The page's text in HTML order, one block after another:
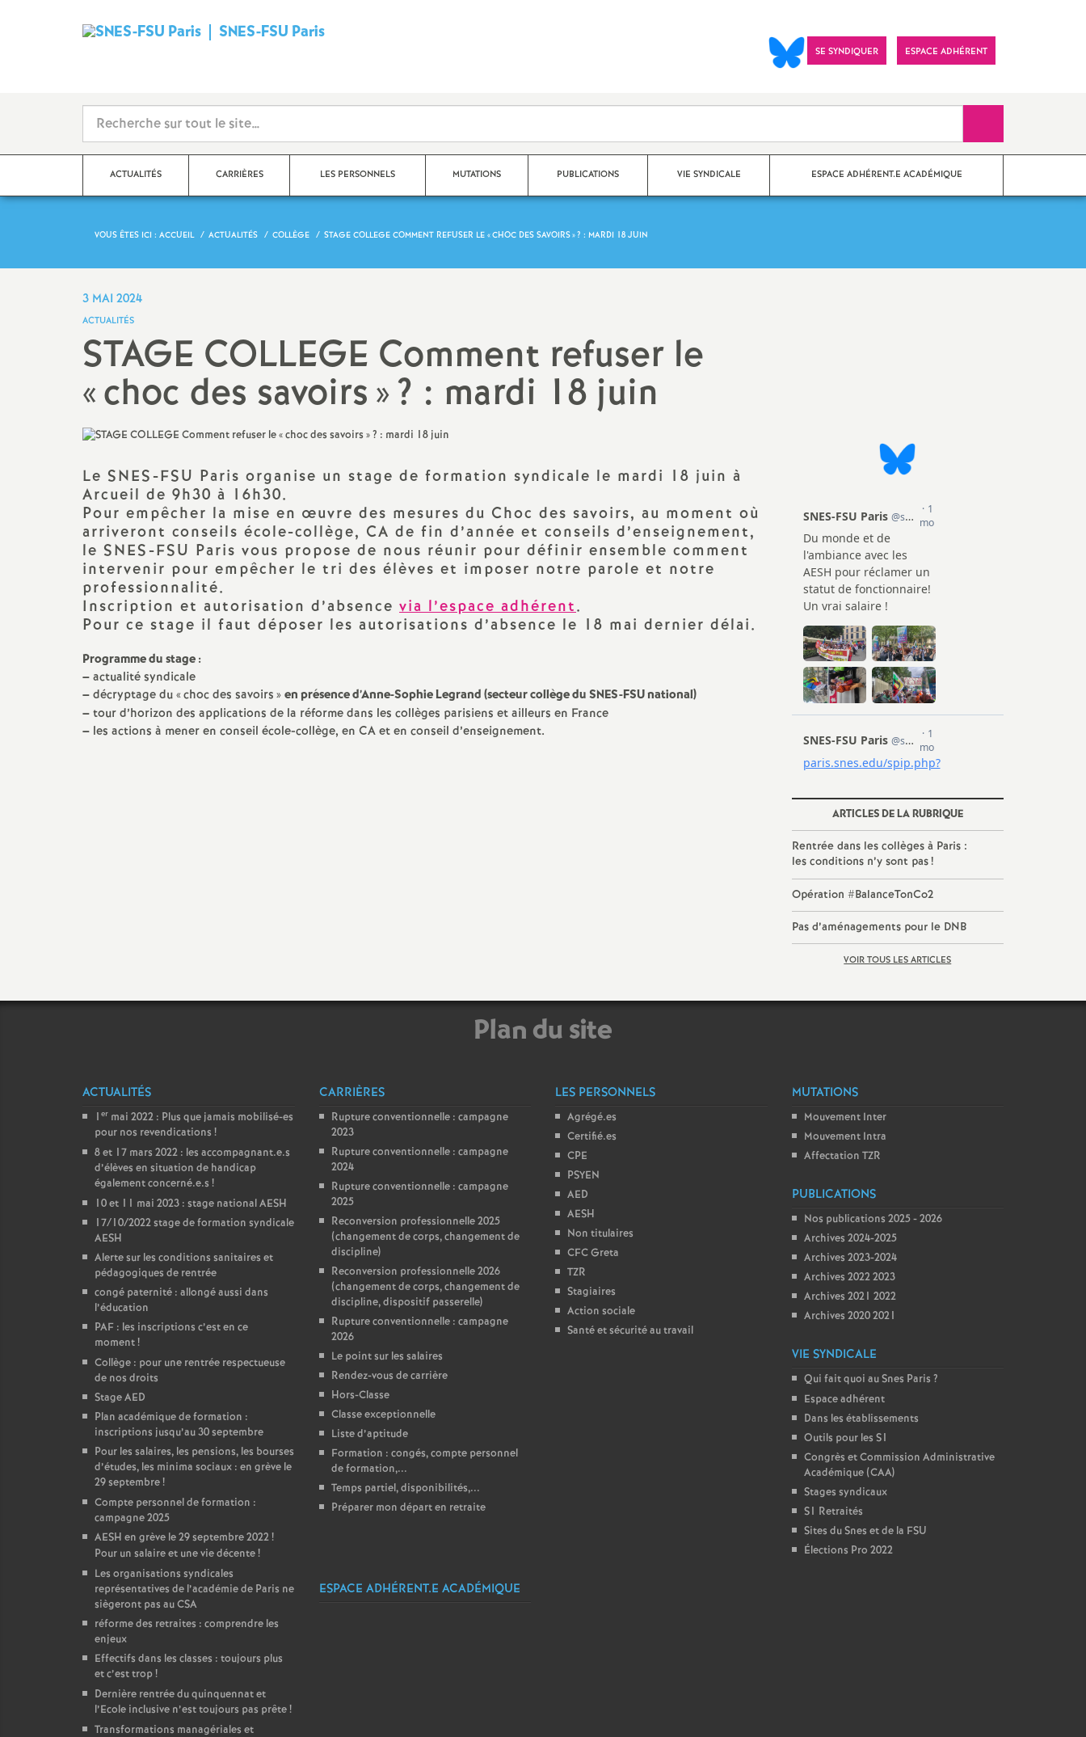
SNES-FSU Paris
SE SYNDIQUER ESPACE ADHÉRENT
ACTUALITÉS
actions
Dans les établissements
Collège
Lycée
BTS
CPGE
CARRIÈRES
Classe exceptionnelle
personnel de formation,...
Temps partiel,
disponibilités,...
Préparer mon départ en
retraite
LES PERSONNELS
CFC Greta
TZR
Stagiaires
Santé et sécurité au travail
MUTATIONS PUBLICATIONS
Archives 2022 2023
Archives 2021 2022
VIE SYNDICALE
Dans les établissements
Stages syndicaux
S1 Retraités
Sites du Snes et de la FSU
ESPACE ADHÉRENT.E ACADÉMIQUE
VOUS ÊTES ICI : ACCUEIL ACTUALITÉS COLLÈGE STAGE COLLEGE COMMENT REFUSER LE «CHOC DES SAVOIRS»? : MARDI 18 JUIN
3 MAI 2024
ACTUALITÉS
STAGE COLLEGE Comment refuser le
«choc des savoirs»? : mardi 18 juin
Le SNES-FSU Paris organise un stage de formation syndicale le mardi 18 juin à
Arcueil de 9h30 à 16h30.
Pour empêcher la mise en œuvre des mesures du Choc des savoirs, au moment où
arriveront conseils école-collège, CA de fin d’année et conseils d’enseignement,
le SNES-FSU Paris vous propose de nous réunir pour définir ensemble comment
intervenir pour empêcher le tri des élèves et imposer notre parole et notre
professionnalité.
Inscription et autorisation d’absence via l’espace adhérent.
Pour ce stage il faut déposer les autorisations d’absence le 18 mai dernier délai.
Programme du stage :
–actualité syndicale
–décryptage du «choc des savoirs»en présence d’Anne-Sophie Legrand (secteur collège du SNES-FSU national)
–tour d’horizon des applications de la réforme dans les collèges parisiens et ailleurs en France
– les actions à mener en conseil école-collège, en CA et en conseil d’enseignement.
ARTICLES DE LA RUBRIQUE
Rentrée dans les collèges à Paris :
les conditions n’y sont pas!
Opération #BalanceTonCo2
Pas d’aménagements pour le DNB
VOIR TOUS LES ARTICLES
Plan du site
ACTUALITÉS
1 er mai 2022 : Plus que jamais mobilisé-es
pour nos revendications !
8 et 17 mars 2022 : les accompagnant.e.s
d’élèves en situation de handicap
également concerné.e.s !
10 et 11 mai 2023 : stage national AESH
17/10/2022 stage de formation syndicale
AESH
Alerte sur les conditions sanitaires et
pédagogiques de rentrée
congé paternité : allongé aussi dans
l’éducation
PAF : les inscriptions c’est en ce
moment!
Collège : pour une rentrée respectueuse
de nos droits
Stage AED
Plan académique de formation :
inscriptions jusqu’au 30 septembre
Pour les salaires, les pensions, les bourses
d’études, les minima sociaux : en grève le
29 septembre!
Compte personnel de formation :
campagne 2025
AESH en grève le 29 septembre 2022!
Pour un salaire et une vie décente!
Les organisations syndicales
représentatives de l’académie de Paris ne
siègeront pas au CSA
réforme des retraites : comprendre les
enjeux
Effectifs dans les classes : toujours plus
et c’est trop!
Dernière rentrée du quinquennat et
l’Ecole inclusive n’est toujours pas prête!
Transformations managériales et
CARRIÈRES
Rupture conventionnelle : campagne
2023
Rupture conventionnelle : campagne
2024
Rupture conventionnelle : campagne
2025
Reconversion professionnelle 2025
(changement de corps, changement de
discipline)
Reconversion professionnelle 2026
(changement de corps, changement de
discipline, dispositif passerelle)
Rupture conventionnelle : campagne
2026
Le point sur les salaires
Rendez-vous de carrière
Hors-Classe
Classe exceptionnelle
Liste d’aptitude
Formation : congés, compte personnel
de formation,...
Temps partiel, disponibilités,...
Préparer mon départ en retraite
LES PERSONNELS
Agrégé.es
Certifié.es
CPE
PSYEN
AED
AESH
Non titulaires
CFC Greta
TZR
Stagiaires
Action sociale
Santé et sécurité au travail
MUTATIONS
Mouvement Inter
Mouvement Intra
Affectation TZR
PUBLICATIONS
Nos publications 2025 - 2026
Archives 2024-2025
Archives 2023-2024
Archives 2022 2023
Archives 2021 2022
Archives 2020 2021
VIE SYNDICALE
Qui fait quoi au Snes Paris ?
Espace adhérent
Dans les établissements
Outils pour les S1
Congrès et Commission Administrative
Académique (CAA)
Stages syndicaux
S1 Retraités
Sites du Snes et de la FSU
Élections Pro 2022
ESPACE ADHÉRENT.E ACADÉMIQUE